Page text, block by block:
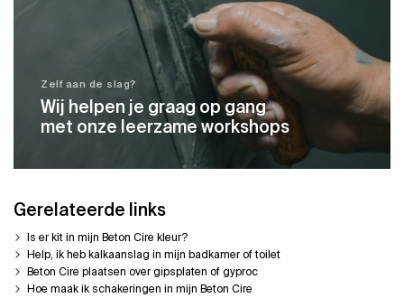
Zelf aan de slag?
Wij helpen je graag op gang
met onze leerzame workshops
Gerelateerde links
Is er kit in mijn Beton Cire kleur?
Help, ik heb kalkaanslag in mijn badkamer of toilet
Beton Cire plaatsen over gipsplaten of gyproc
Hoe maak ik schakeringen in mijn Beton Cire